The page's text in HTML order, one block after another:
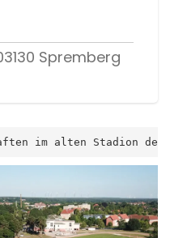
Spremberg
im alten Stadion des